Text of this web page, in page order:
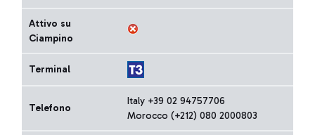
Attivo su
Ciampino
Terminal
Telefono
Italy +39 02 94757706
Morocco (+212) 080 2000803